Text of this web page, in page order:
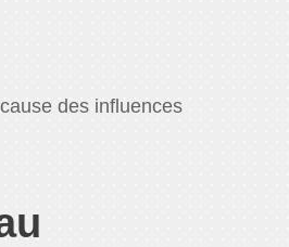
des influences